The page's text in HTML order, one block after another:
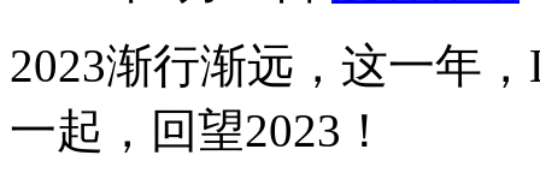
2023渐行渐远，这一年
一起，回望2023！